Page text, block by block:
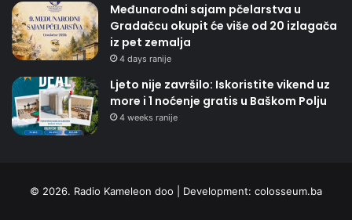
Međunarodni sajam pčelarstva u
Gradačcu okupit će više od 20 izlagača
iz pet zemalja
4 days ranije
Ljeto nije završilo: Iskoristite vikend uz
more i 1 noćenje gratis u Baškom Polju
4 weeks ranije
© 2026. Radio Kameleon doo | Development: colosseum.ba